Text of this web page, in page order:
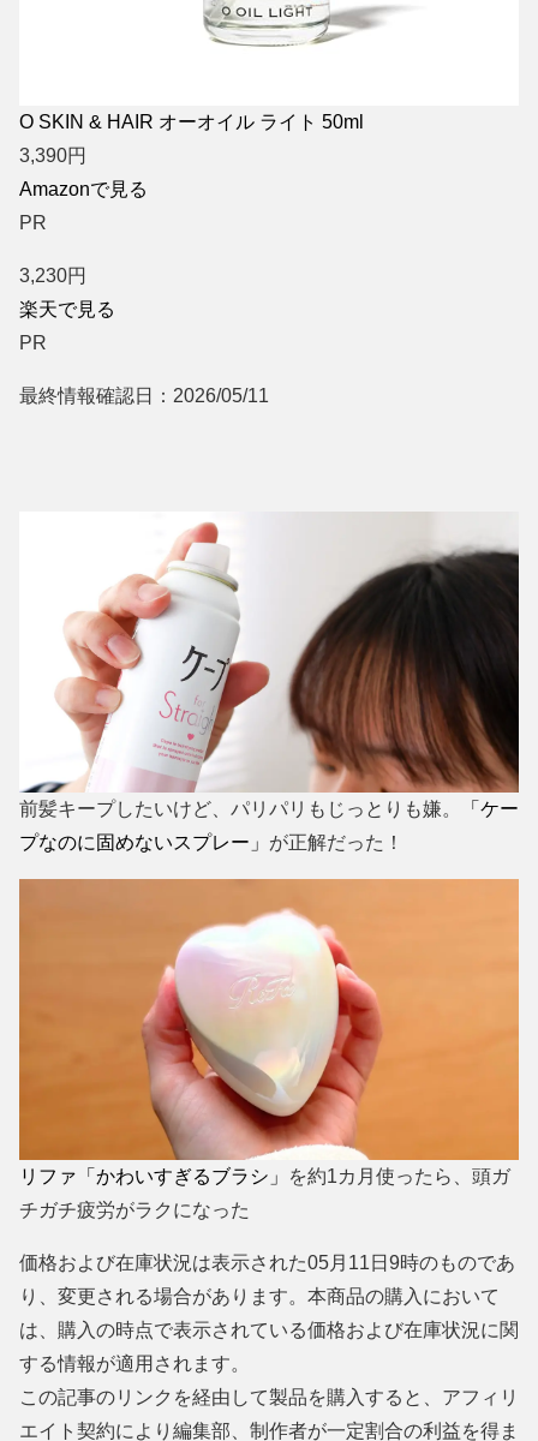
O SKIN & HAIR オーオイル ライト 50ml
3,390円
Amazonで見る
PR
3,230円
楽天で見る
PR
最終情報確認日：2026/05/11
前髪キープしたいけど、パリパリもじっとりも嫌。
「ケー
プなのに固めないスプレー」 が正解だった！
リファ「かわいすぎるブラシ」
を約1カ月使ったら、頭ガ
チガチ疲労がラクになった
価格および在庫状況は表示された05月11日9時のものであ
り、変更される場合があります。本商品の購入において
は、購入の時点で表示されている価格および在庫状況に関
する情報が適用されます。
この記事のリンクを経由して製品を購入すると、アフィリ
エイト契約により編集部、制作者が一定割合の利益を得ま